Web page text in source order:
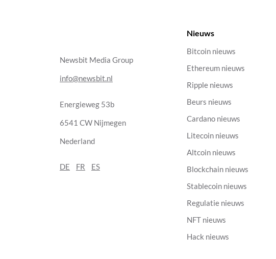
Newsbit Media Group
info@newsbit.nl
Energieweg 53b
6541 CW Nijmegen
Nederland
DE FR ES
Nieuws
Bitcoin nieuws
Ethereum nieuws
Ripple nieuws
Beurs nieuws
Cardano nieuws
Litecoin nieuws
Altcoin nieuws
Blockchain nieuws
Stablecoin nieuws
Regulatie nieuws
NFT nieuws
Hack nieuws